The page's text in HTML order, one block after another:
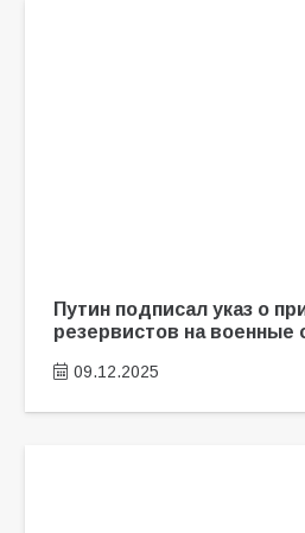
Путин подписал указ о
резервистов на военные
09.12.2025